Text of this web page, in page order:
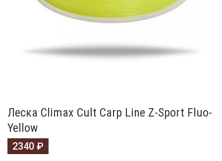
Леска Climax Cult Carp Line Z-Sport Fluo-
Yellow
2340 ₽